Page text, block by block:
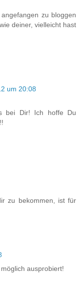
zu bloggen
deiner, vielleicht hast
um 20:08
bei Dir! Ich hoffe Du
zu bekommen, ist für
ausprobiert!